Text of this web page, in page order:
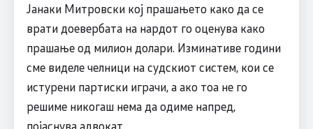
Јанаки Митровски кој прашањето како да се
врати доевербата на нардот го оценува како
прашање од милион долари. Изминативе години
сме виделе челници на судскиот систем, кои се
истурени партиски играчи, а ако тоа не го
решиме никогаш нема да одиме напред,
појаснува адвокат.